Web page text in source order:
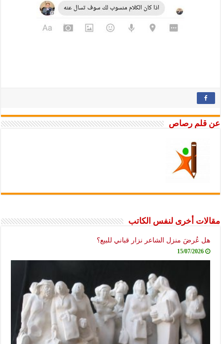
رصاص
أخرى لنفس الكاتب
عُرضَ منزل الشاعر نزار قباني للبيع؟
15/07/2026